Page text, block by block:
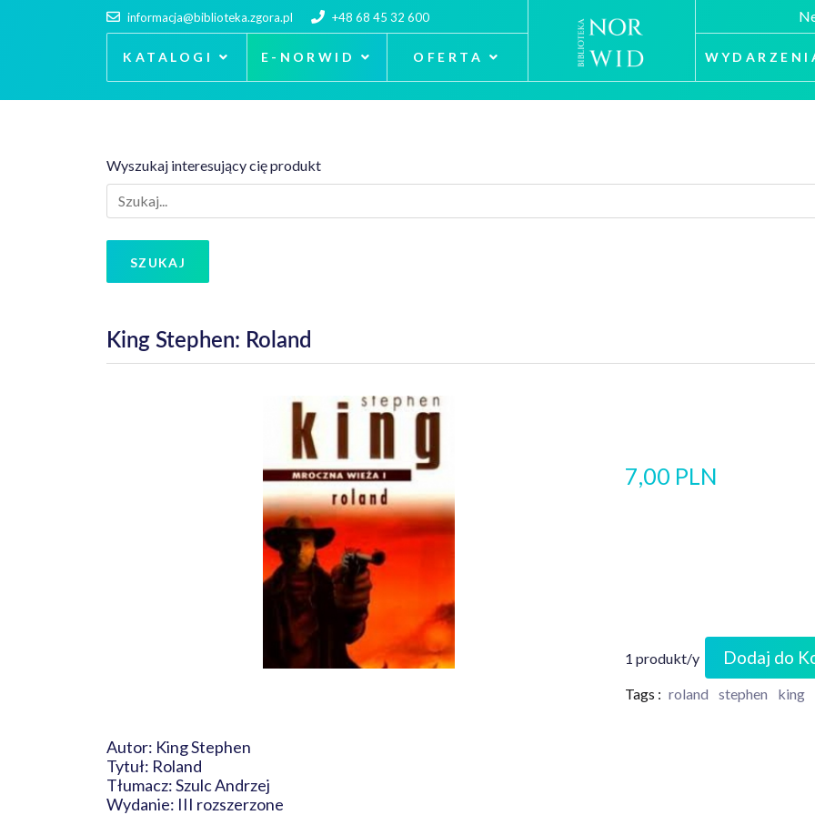
informacja@biblioteka.zgora.pl +48 68 45 32 600
KATALOGI E-NORWID OFERTA
Wyszukaj interesujący cię produkt
SZUKAJ
King Stephen: Roland
7,00 PLN
1 produkt/y Dodaj do
Tags : roland stephen king
Autor: King Stephen
Tytuł: Roland
Tłumacz: Szulc Andrzej
Wydanie: III rozszerzone